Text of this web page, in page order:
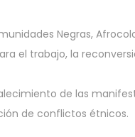
Negras,
el trabajo, la
de las
de conflictos étnicos.